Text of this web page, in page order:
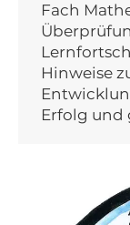
Fach
Hinweise
Erfolg und